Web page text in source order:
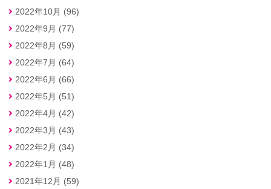
2022年10月 (96)
2022年9月 (77)
2022年8月 (59)
2022年7月 (64)
2022年6月 (66)
2022年5月 (51)
2022年4月 (42)
2022年3月 (43)
2022年2月 (34)
2022年1月 (48)
2021年12月 (59)